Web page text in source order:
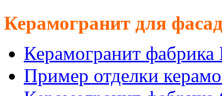
Керамогранит для
Керамогранит фабрика
Пример отделки